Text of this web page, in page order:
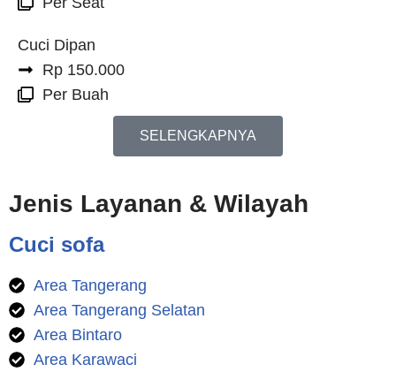
Cuci Dipan
Rp 150.000
Per Buah
SELENGKAPNYA
Jenis Layanan & Wilayah
Cuci sofa
Area Tangerang
Area Tangerang Selatan
Area Bintaro
Area Karawaci